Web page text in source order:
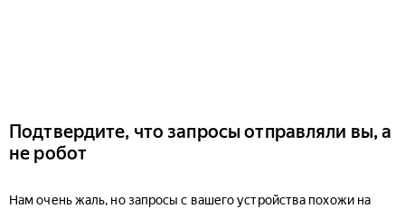
Подтвердите, что запросы отправляли вы, а
не робот
Нам очень жаль, но запросы с вашего устройства похожи на